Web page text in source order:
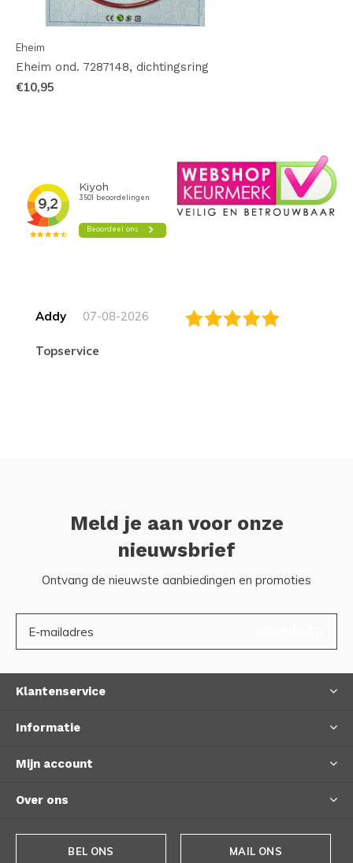
Eheim
Eheim ond. 7287148, dichtingsring
€10,95
Addy 07-08-2026
topservice
Meld je aan voor onze
nieuwsbrief
Ontvang de nieuwste aanbiedingen en promoties
Klantenservice
Informatie
Mijn account
Over ons
BEL ONS MAIL ONS